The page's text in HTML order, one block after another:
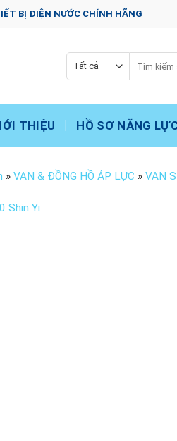
BỊ ĐIỆN NƯỚC CHÍNH HÃNG
kiếm:
THIỆU HỒ SƠ NĂNG
» VAN & ĐỒNG HỒ ÁP LỰC » VAN